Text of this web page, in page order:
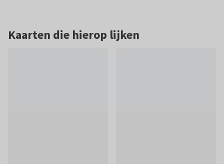
Kaarten die hierop lijken